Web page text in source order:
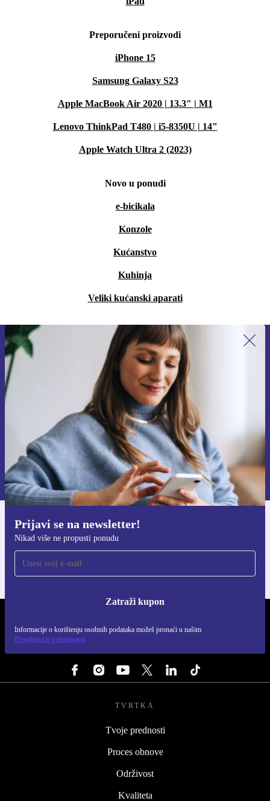
Preporučeni proizvodi
iPhone 15
Samsung Galaxy S23
Apple MacBook Air 2020 | 13.3" | M1
Lenovo ThinkPad T480 | i5-8350U | 14"
Apple Watch Ultra 2 (2023)
Novo u ponudi
e-bicikala
Konzole
Kućanstvo
Kuhinja
Veliki kućanski aparati
Prijavi se na newsletter!
Nikad više ne propusti ponudu
Zatraži kupon
Informacije o korištenju osobnih podataka možeš pronaći u našim
Pravilima o privatnosti
Prijavi se na newsletter!
Nikad više ne propusti ponudu.
Zatraži kupon
Informacije o korištenju osobnih podataka možeš pronaći u našim
Pravilima privatnosti.
Preuzmi refurbed aplikaciju
Za iOS i Android
TVRTKA
Tvoje prednosti
Proces obnove
Održivost
Kvaliteta